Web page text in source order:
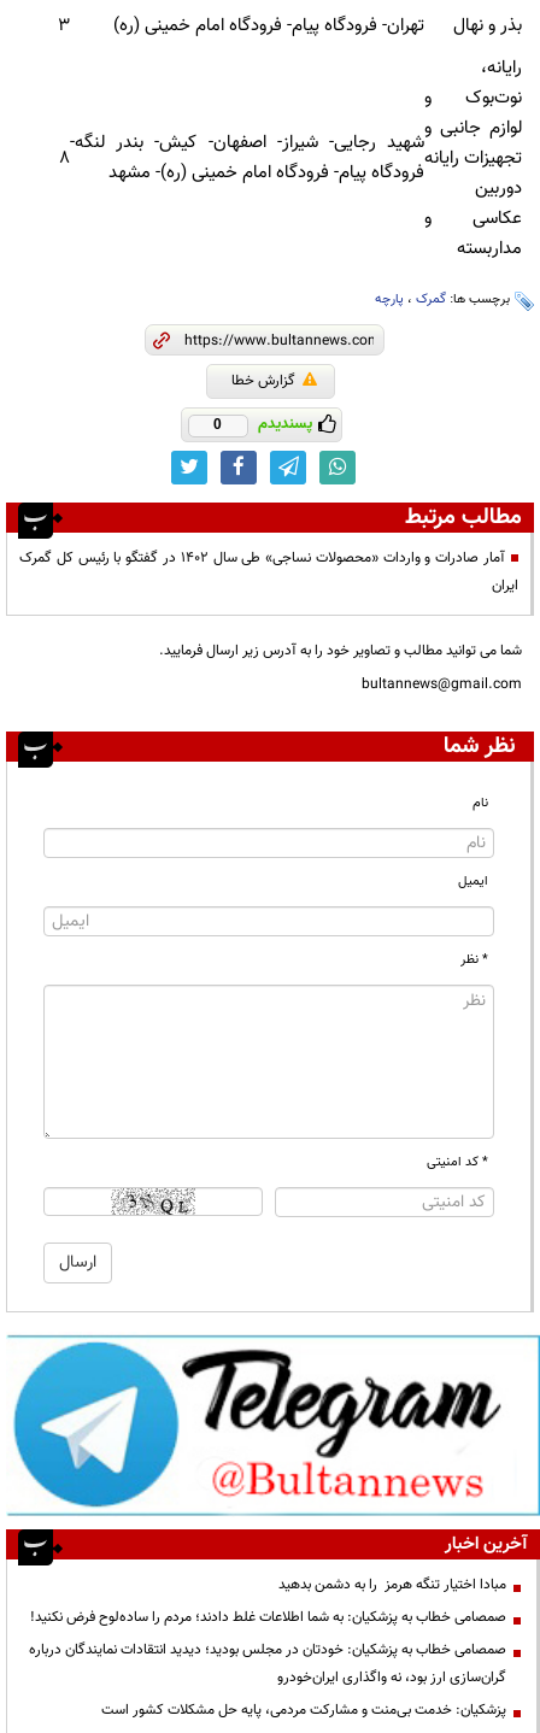
بذر و نهال تهران- فرودگاه پیام- فرودگاه امام خمینی (ره)
۳
رایانه،
نوت‌بوک و
لوازم جانبی و
تجهیزات رایانه
دوربین
عکاسی و
مداربسته
شهید رجایی- شیراز- اصفهان- کیش- بندر لنگه-
فرودگاه پیام- فرودگاه امام خمینی (ره)- مشهد
۸
برچسب ها: گمرک ، پارچه
گزارش خطا
پسندیدم 0
مطالب مرتبط
آمار صادرات و واردات «محصولات نساجی» طی سال 1402 در گفتگو با رئیس کل گمرک
ایران
شما می توانید مطالب و تصاویر خود را به آدرس زیر ارسال فرمایید.
bultannews@gmail.com
نظر شما
نام
ایمیل
* نظر
* کد امنیتی
آخرین اخبار
مبادا اختیار تنگه هرمز را به دشمن بدهید
صمصامی خطاب به پزشکیان: به شما اطلاعات غلط دادند؛ مردم را ساده‌لوح فرض نکنید!
صمصامی خطاب به پزشکیان: خودتان در مجلس بودید؛ دیدید انتقادات نمایندگان درباره
گران‌سازی ارز بود، نه واگذاری ایران‌خودرو
پزشکیان: خدمت بی‌منت و مشارکت مردمی، پایه حل مشکلات کشور است